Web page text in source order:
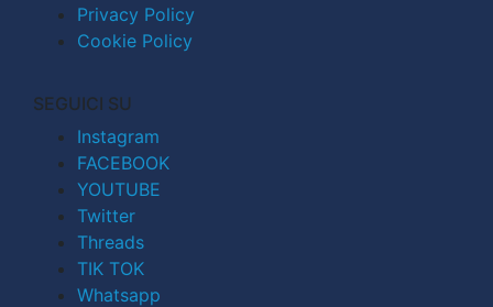
Privacy Policy
Cookie Policy
SEGUICI SU
Instagram
FACEBOOK
YOUTUBE
Twitter
Threads
TIK TOK
Whatsapp